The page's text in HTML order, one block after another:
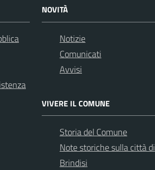
NOVITÀ
Notizie
Comunicati
Avvisi
VIVERE IL COMUNE
Storia del Comune
Note storiche sulla città di
Brindisi